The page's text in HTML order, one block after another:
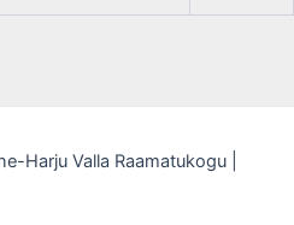
Harju Valla Raamatukogu |